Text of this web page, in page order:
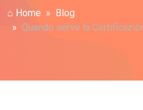
⌂ Home
Blog
Quando serve la